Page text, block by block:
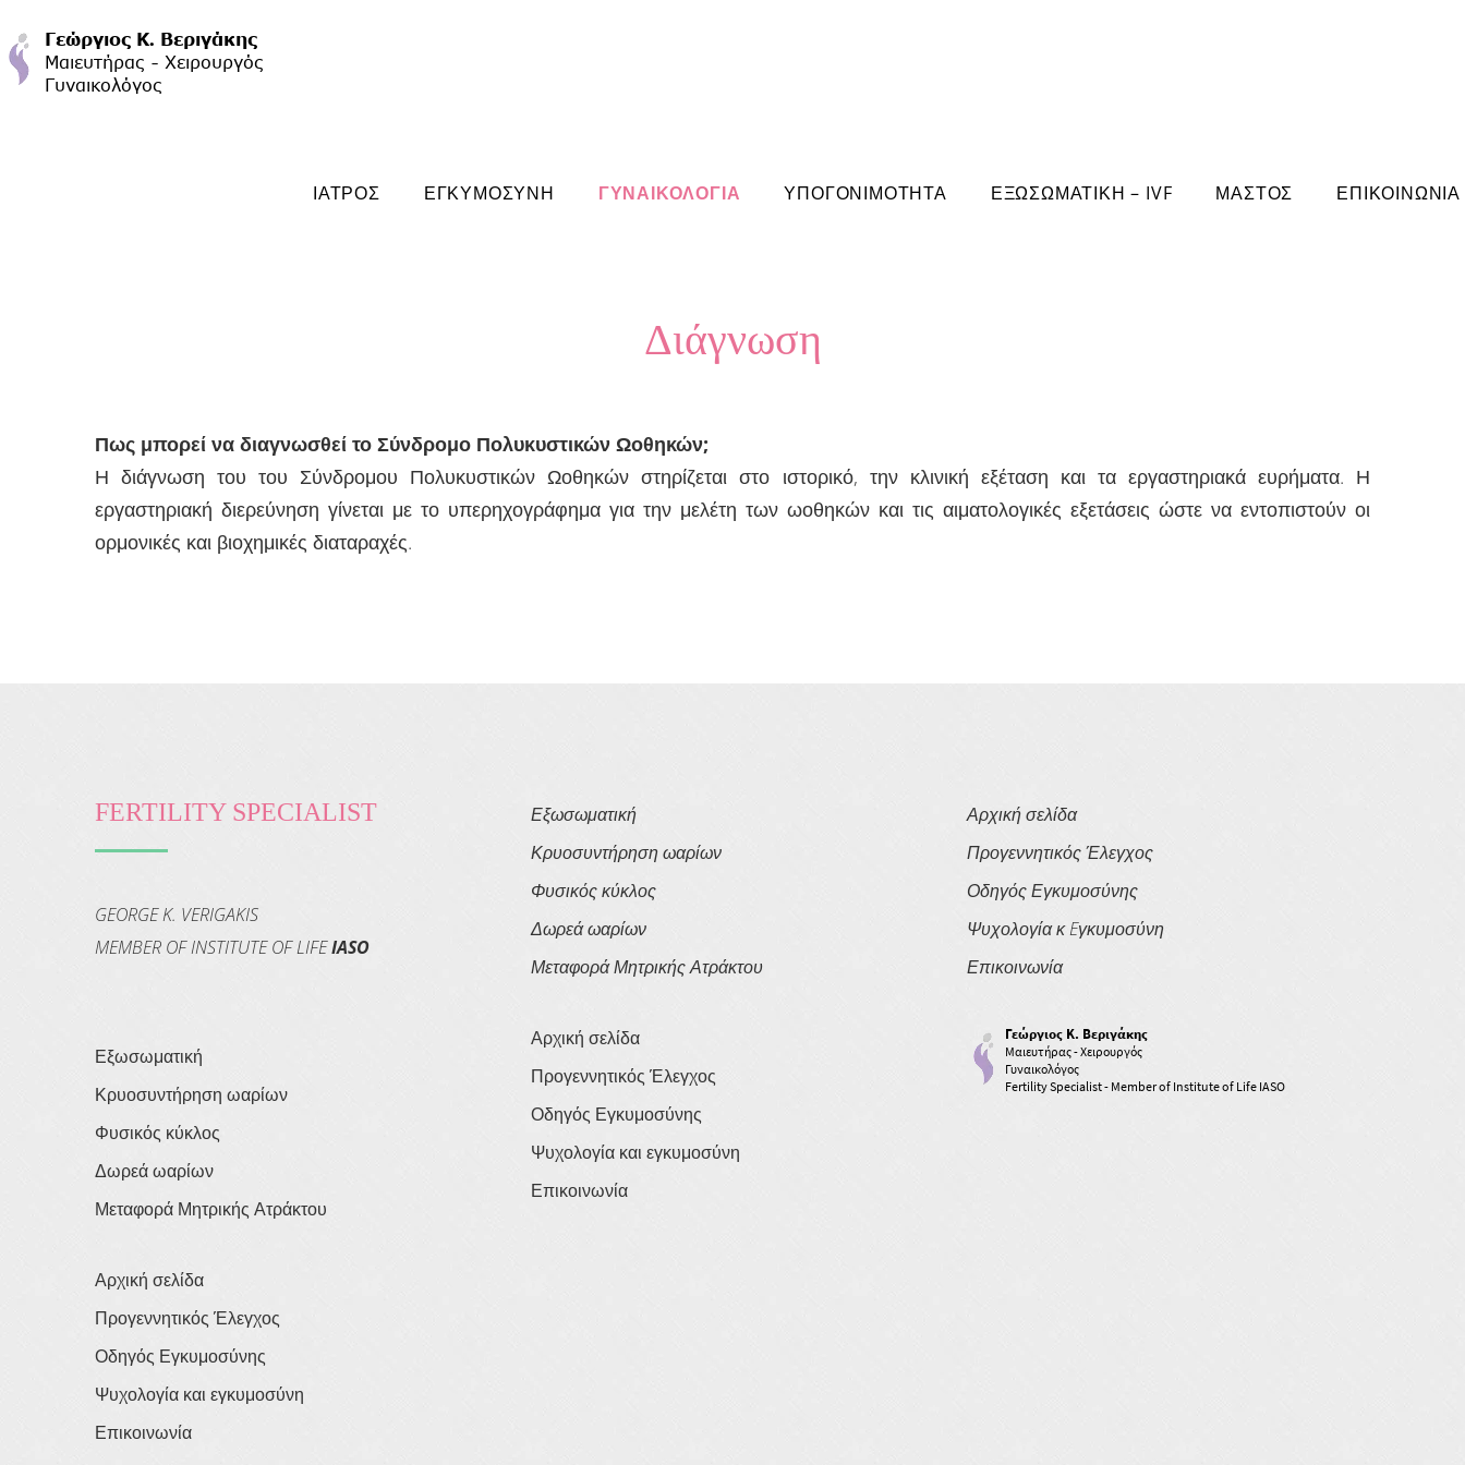
ΙΑΤΡΟΣ ΕΓΚΥΜΟΣΥΝΗ ΓΥΝΑΙΚΟΛΟΓΙΑ ΥΠΟΓΟΝΙΜΟΤΗΤΑ ΕΞΩΣΩΜΑΤΙΚΗ – IVF ΜΑΣΤΟΣ ΕΠΙΚΟΙΝΩΝΙΑ
Διάγνωση
Πως μπορεί να διαγνωσθεί το Σύνδρομο Πολυκυστικών Ωοθηκών;
Η διάγνωση του του Σύνδρομου Πολυκυστικών Ωοθηκών στηρίζεται στο ιστορικό, την κλινική εξέταση και τα εργαστηριακά ευρήματα. Η
εργαστηριακή διερεύνηση γίνεται με το υπερηχογράφημα για την μελέτη των ωοθηκών και τις αιματολογικές εξετάσεις ώστε να εντοπιστούν οι
ορμονικές και βιοχημικές διαταραχές.
FERTILITY SPECIALIST
GEORGE K. VERIGAKIS
MEMBER OF INSTITUTE OF LIFEIASO
Εξωσωματική
Κρυοσυντήρηση ωαρίων
Φυσικός κύκλος
Δωρεά ωαρίων
Μεταφορά Μητρικής Ατράκτου
Αρχική σελίδα
Προγεννητικός Έλεγχος
Οδηγός Εγκυμοσύνης
Ψυχολογία και εγκυμοσύνη
Επικοινωνία
Εξωσωματική
Κρυοσυντήρηση ωαρίων
Φυσικός κύκλος
Δωρεά ωαρίων
Μεταφορά Μητρικής Ατράκτου
Αρχική σελίδα
Προγεννητικός Έλεγχος
Οδηγός Εγκυμοσύνης
Ψυχολογία και εγκυμοσύνη
Επικοινωνία
Αρχική σελίδα
Προγεννητικός Έλεγχος
Οδηγός Εγκυμοσύνης
Ψυχολογία κ Eγκυμοσύνη
Επικοινωνία